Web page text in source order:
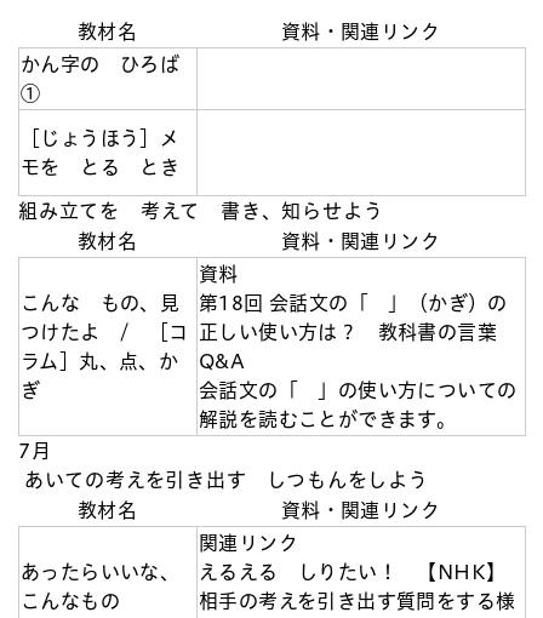
教材名
資料・関連リンク
かん字の ひろば
①
［じょうほう］メ
モを とる とき
組み立てを 考えて 書き、知らせよう
教材名
資料・関連リンク
こんな もの、見
つけたよ / ［コ
ラム］丸、点、か
ぎ
資料
第18回 会話文の「 」（かぎ）の
正しい使い方は？ 教科書の言葉
Q&A
会話文の「 」の使い方についての
解説を読むことができます。
7月
あいての考えを引き出す しつもんをしよう
教材名
資料・関連リンク
あったらいいな、
こんなもの
関連リンク
えるえる しりたい！ 【NHK】
相手の考えを引き出す質問をする様